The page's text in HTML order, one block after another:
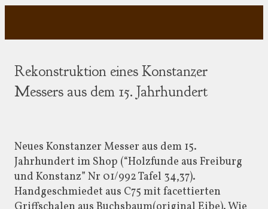
Rekonstruktion eines Konstanzer
Messers aus dem 15. Jahrhundert
Neues Konstanzer Messer aus dem 15.
Jahrhundert im Shop (“Holzfunde aus Freiburg
und Konstanz” Nr 01/992 Tafel 34,37).
Handgeschmiedet aus C75 mit facettierten